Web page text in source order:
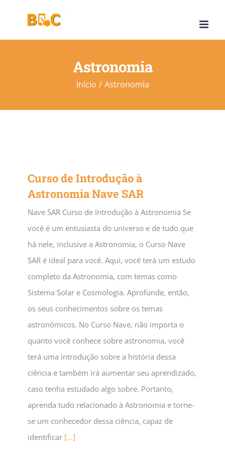
o
Astronomia
Início Astronomia
Curso de Introdução à
Astronomia Nave SAR
Nave SAR Curso de Introdução à Astronomia Se
você é um entusiasta do universo e de tudo que
há nele, inclusive a Astronomia, o Curso Nave
SAR é ideal para você. Aqui, você terá um estudo
completo da Astronomia, com temas como
Sistema Solar e Cosmologia. Aprofunde, então,
os seus conhecimentos sobre os temas
astronômicos. No Curso Nave, não importa o
quanto você conhece sobre astronomia, você
terá uma introdução sobre a história dessa
ciência e também irá aumentar seu aprendizado,
caso tenha estudado algo sobre. Portanto,
aprenda tudo relacionado à Astronomia e torne-
se um conhecedor dessa ciência, capaz de
identificar [...]